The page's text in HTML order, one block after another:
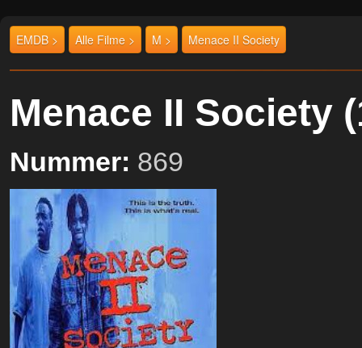
EMDB > Alle Filme > M > Menace II Society
Menace II
Nummer: 869